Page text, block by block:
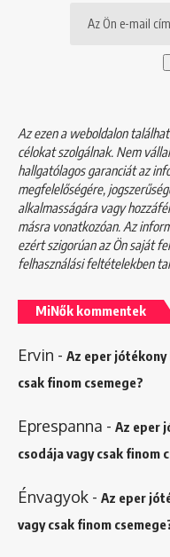
Az ezen a weboldalon
célokat szolgálnak. Nem
hallgatólagos garanciát az
megfelelőségére,
alkalmasságára vagy
másra vonatkozóan. Az
ezért szigorúan az Ön saját
felhasználási feltételekben
MiNők kommentek
Ervin - Az eper jótékony
csak finom csemege?
Eprespanna - Az eper
csodája vagy csak finom
Énvagyok - Az eper
vagy csak finom